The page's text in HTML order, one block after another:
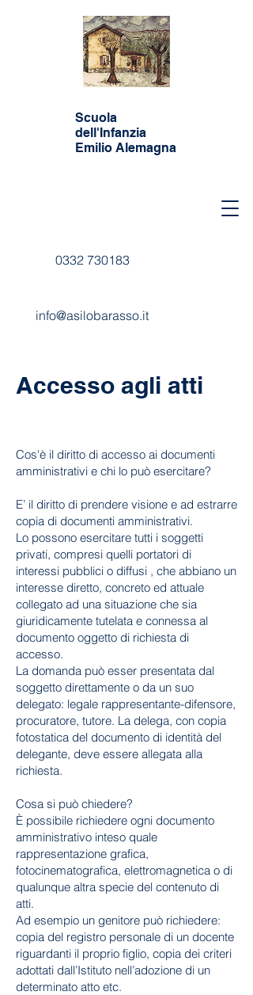
Scuola
dell'Infanzia
Emilio Alemagna
0332 730183
info@asilobarasso.it
Accesso agli atti
Cos'è il diritto di accesso ai documenti
amministrativi e chi lo può esercitare?
E’ il diritto di prendere visione e ad estrarre
copia di documenti amministrativi.
Lo possono esercitare tutti i soggetti
privati, compresi quelli portatori di
interessi pubblici o diffusi , che abbiano un
interesse diretto, concreto ed attuale
collegato ad una situazione che sia
giuridicamente tutelata e connessa al
documento oggetto di richiesta di
accesso.
La domanda può esser presentata dal
soggetto direttamente o da un suo
delegato: legale rappresentante-difensore,
procuratore, tutore. La delega, con copia
fotostatica del documento di identità del
delegante, deve essere allegata alla
richiesta.
Cosa si può chiedere?
È possibile richiedere ogni documento
amministrativo inteso quale
rappresentazione grafica,
fotocinematografica, elettromagnetica o di
qualunque altra specie del contenuto di
atti.
Ad esempio un genitore può richiedere:
copia del registro personale di un docente
riguardanti il proprio figlio, copia dei criteri
adottati dall’Istituto nell’adozione di un
determinato atto etc.